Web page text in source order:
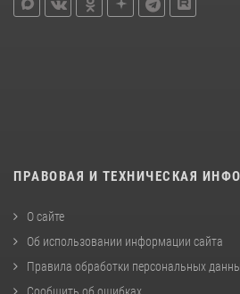
ПРАВОВАЯ И ТЕХНИЧЕСКАЯ
О сайте
Об использовании информации сайта
Правила обработки персональных